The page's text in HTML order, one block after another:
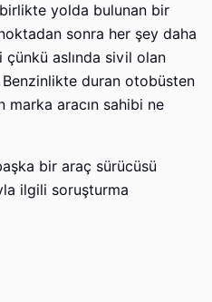
yolda bulunan bir
sonra her şey daha
çünkü aslında sivil olan
duran otobüsten
aracın sahibi ne
bir araç sürücüsü
ilgili soruşturma